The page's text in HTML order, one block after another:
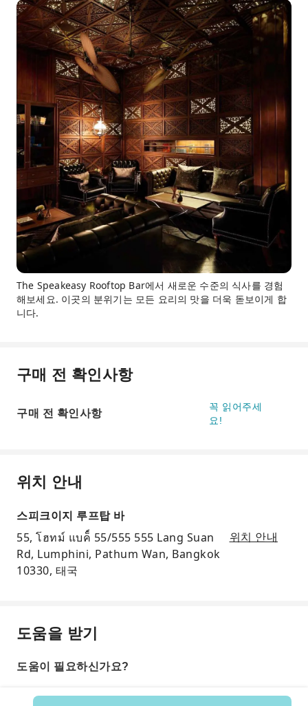
The Speakeasy Rooftop Bar에서 새로운 수준의 식사를 경험
해보세요. 이곳의 분위기는 모든 요리의 맛을 더욱 돋보이게 합
니다.
구매 전 확인사항
구매 전 확인사항
꼭 읽어주세
요!
위치 안내
스피크이지 루프탑 바
55, โฮทม์ แบค็์ 55/555 555 Lang Suan
Rd, Lumphini, Pathum Wan, Bangkok
10330, 태국
위치 안내
도움을 받기
도움이 필요하신가요?